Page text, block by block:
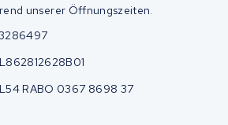
unserer Öffnungszeiten.
RABO 0367 8698 37